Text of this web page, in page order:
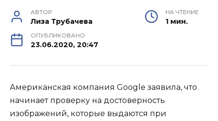
АВТОР
Лиза Трубачева
НА ЧТЕНИЕ
1 мин.
ОПУБЛИКОВАНО
23.06.2020, 20:47
Американская компания Google заявила, что
начинает проверку на достоверность
изображений, которые выдаются при